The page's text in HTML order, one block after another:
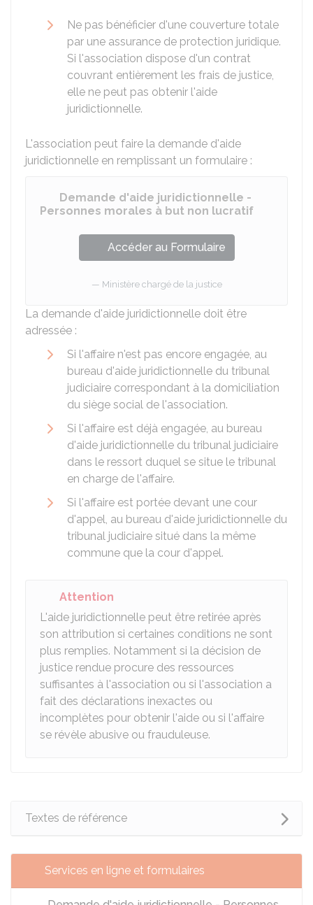
Ne pas bénéficier d'une couverture totale
par une assurance de protection juridique.
Si l'association dispose d'un contrat
couvrant entièrement les frais de justice,
elle ne peut pas obtenir l'aide
juridictionnelle.
L'association peut faire la demande d'aide
juridictionnelle en remplissant un formulaire :
Demande d'aide juridictionnelle -
Personnes morales à but non lucratif
Accéder au Formulaire
Ministère chargé de la justice
La demande d'aide juridictionnelle doit être
adressée :
Si l'affaire n'est pas encore engagée, au
bureau d'aide juridictionnelle du tribunal
judiciaire correspondant à la domiciliation
du siège social de l'association.
Si l'affaire est déjà engagée, au bureau
d'aide juridictionnelle du tribunal judiciaire
dans le ressort duquel se situe le tribunal
en charge de l'affaire.
Si l'affaire est portée devant une cour
d'appel, au bureau d'aide juridictionnelle du
tribunal judiciaire situé dans la même
commune que la cour d'appel.
Attention
L'aide juridictionnelle peut être retirée après
son attribution si certaines conditions ne sont
plus remplies. Notamment si la décision de
justice rendue procure des ressources
suffisantes à l'association ou si l'association a
fait des déclarations inexactes ou
incomplètes pour obtenir l'aide ou si l'affaire
se révèle abusive ou frauduleuse.
Textes de référence
Services en ligne et formulaires